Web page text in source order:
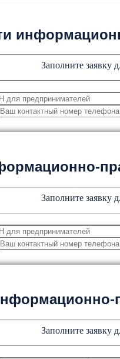
Заполните заявку
Заполните заявку
Заполните заявку